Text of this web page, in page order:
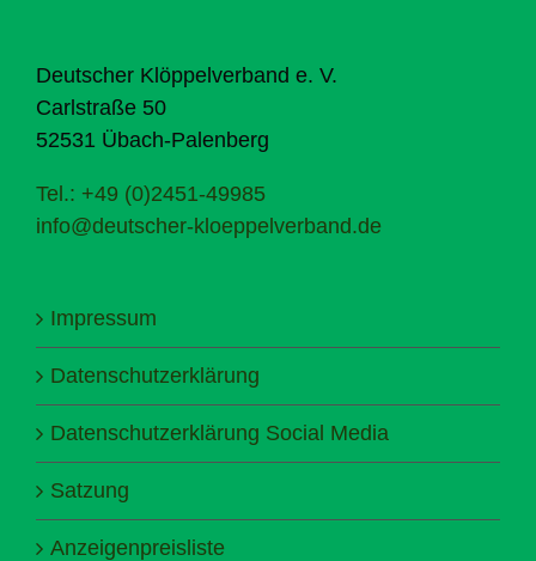
Deutscher Klöppelverband e. V.
Carlstraße 50
52531 Übach-Palenberg
Tel.: +49 (0)2451-49985
info@deutscher-kloeppelverband.de
Impressum
Datenschutzerklärung
Datenschutzerklärung Social Media
Satzung
Anzeigenpreisliste